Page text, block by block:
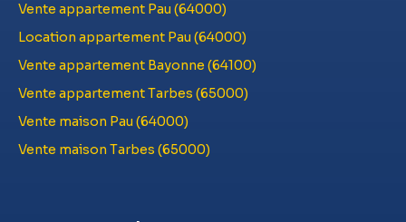
Vente appartement Pau (64000)
Location appartement Pau (64000)
Vente appartement Bayonne (64100)
Vente appartement Tarbes (65000)
Vente maison Pau (64000)
Vente maison Tarbes (65000)